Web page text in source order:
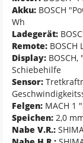
Akku: BOSCH
Wh
Ladegerät:
Remote: BOSCH
Display:
Schiebehilfe
Sensor:
Felgen: MACH 1
Speichen: 2,0
Nabe V.R.: